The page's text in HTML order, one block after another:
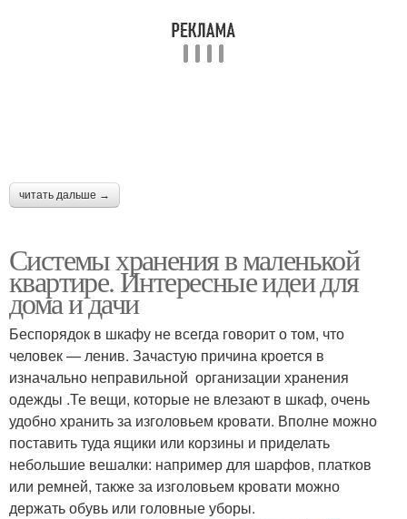
читать дальше →
Системы хранения в маленькой
квартире. Интересные идеи для
дома и дачи
Беспорядок в шкафу не всегда говорит о том, что
человек — ленив. Зачастую причина кроется в
изначально неправильной организации хранения
одежды .Те вещи, которые не влезают в шкаф, очень
удобно хранить за изголовьем кровати. Вполне можно
поставить туда ящики или корзины и приделать
небольшие вешалки: например для шарфов, платков
или ремней, также за изголовьем кровати можно
держать обувь или головные уборы.